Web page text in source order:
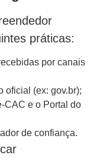
práticas:
por canais
oficial (ex: gov.br);
CAC e o Portal do
de confiança.